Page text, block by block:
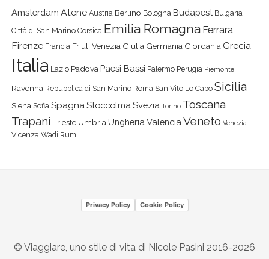
Amsterdam Atene Austria Berlino Bologna Budapest Bulgaria
Città di San Marino Corsica Emilia Romagna Ferrara
Firenze Francia Friuli Venezia Giulia Germania Giordania Grecia
Italia Lazio Padova Paesi Bassi Palermo Perugia Piemonte
Ravenna Repubblica di San Marino Roma San Vito Lo Capo Sicilia
Siena Sofia SpagnaStoccolma Svezia Torino Toscana
Trapani Trieste Umbria Ungheria Valencia Veneto Venezia
Vicenza Wadi Rum
Privacy Policy Cookie Policy
© Viaggiare, uno stile di vita di Nicole Pasini 2016-2026